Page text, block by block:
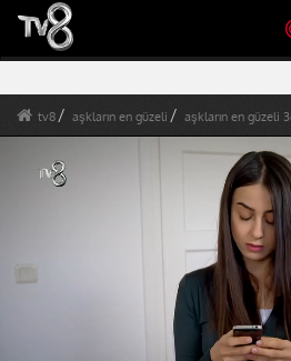
tv8 aşkların en güzeli aşkların en güzeli